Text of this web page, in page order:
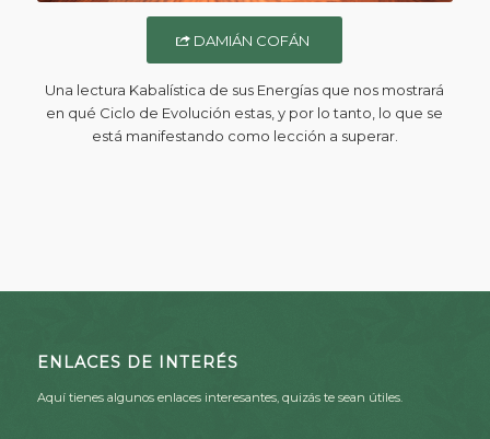
DAMIÁN COFÁN
Una lectura Kabalística de sus Energías que nos mostrará
en qué Ciclo de Evolución estas, y por lo tanto, lo que se
está manifestando como lección a superar.
ENLACES DE INTERÉS
Aquí tienes algunos enlaces interesantes, quizás te sean útiles.